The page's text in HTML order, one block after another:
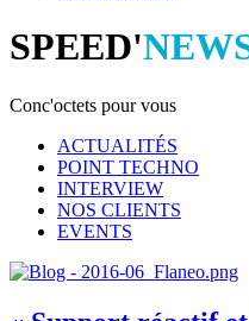
SPEED'
Conc'octets pour vous
ACTUALITÉS
POINT TECHNO
INTERVIEW
NOS CLIENTS
EVENTS